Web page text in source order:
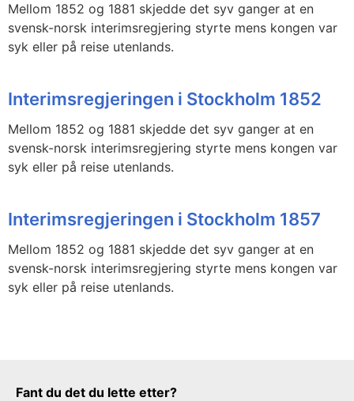
Mellom 1852 og 1881 skjedde det syv ganger at en
svensk-norsk interimsregjering styrte mens kongen var
syk eller på reise utenlands.
Interimsregjeringen i Stockholm 1852
Mellom 1852 og 1881 skjedde det syv ganger at en
svensk-norsk interimsregjering styrte mens kongen var
syk eller på reise utenlands.
Interimsregjeringen i Stockholm 1857
Mellom 1852 og 1881 skjedde det syv ganger at en
svensk-norsk interimsregjering styrte mens kongen var
syk eller på reise utenlands.
Tilbakemeldingsskjema
Fant du det du lette etter?